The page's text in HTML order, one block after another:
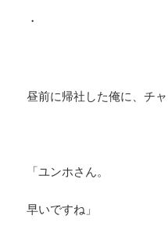
・
昼前に帰社した俺に、チ
「ユンホさん。
早いですね」